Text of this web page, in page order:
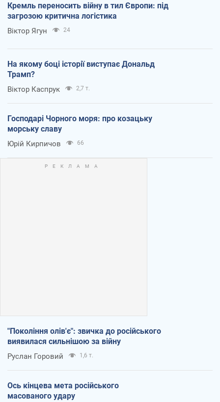
Кремль переносить війну в тил Європи: під
загрозою критична логістика
Віктор Ягун 24
На якому боці історії виступає Дональд
Трамп?
Віктор Каспрук 2,7 т.
Господарі Чорного моря: про козацьку
морську славу
Юрій Кирпичов 66
"Покоління олів'є": звичка до російського
виявилася сильнішою за війну
Руслан Горовий 1,6 т.
Ось кінцева мета російського
масованого удару